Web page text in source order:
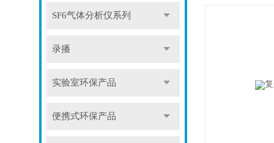
SF6气体分析仪系列
录播
实验室环保产品
便携式环保产品